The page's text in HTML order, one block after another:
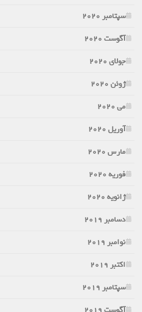
سپتامبر 2020
آگوست 2020
جولای 2020
ژوئن 2020
می 2020
آوریل 2020
مارس 2020
فوریه 2020
ژانویه 2020
دسامبر 2019
نوامبر 2019
اکتبر 2019
سپتامبر 2019